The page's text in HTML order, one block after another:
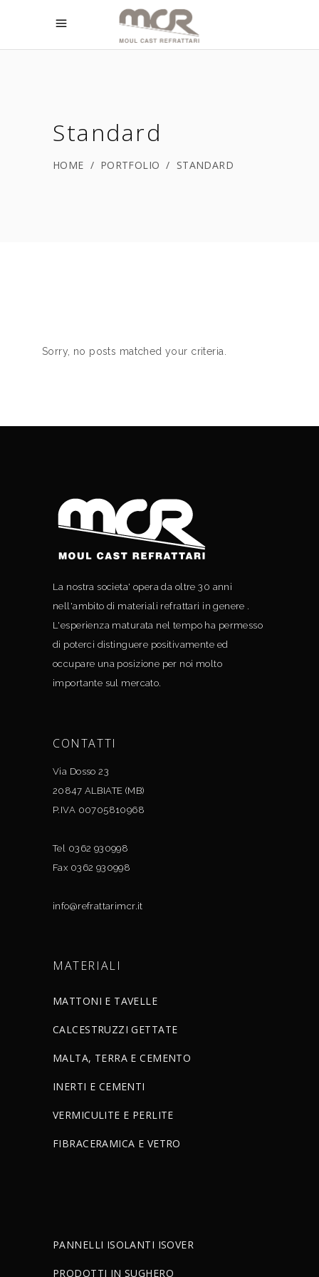
Standard
HOME / PORTFOLIO / STANDARD
Sorry, no posts matched your criteria.
La nostra societa' opera da oltre 30 anni
nell'ambito di materiali refrattari in genere .
L'esperienza maturata nel tempo ha permesso
di poterci distinguere positivamente ed
occupare una posizione per noi molto
importante sul mercato.
CONTATTI
Via Dosso 23
20847 ALBIATE (MB)
P.IVA 00705810968
Tel 0362 930998
Fax 0362 930998
info@refrattarimcr.it
MATERIALI
MATTONI E TAVELLE
CALCESTRUZZI GETTATE
MALTA, TERRA E CEMENTO
INERTI E CEMENTI
VERMICULITE E PERLITE
FIBRACERAMICA E VETRO
PANNELLI ISOLANTI ISOVER
PRODOTTI IN SUGHERO